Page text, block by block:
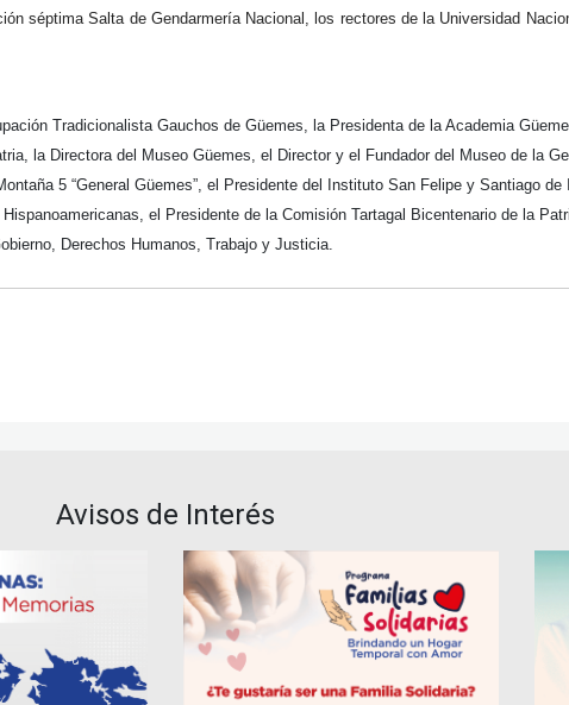
séptima Salta de Gendarmería Nacional, los rectores de la Universidad
Tradicionalista Gauchos de Güemes, la Presidenta de la Academia
la Directora del Museo Güemes, el Director y el Fundador del Museo de la
5 “General Güemes”, el Presidente del Instituto San Felipe y Santiago
el Presidente de la Comisión Tartagal Bicentenario de la
Derechos Humanos, Trabajo y Justicia.
Avisos de Interés